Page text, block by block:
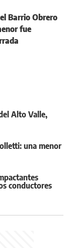
Barrio Obrero
fue
Alto Valle,
una menor
conductores